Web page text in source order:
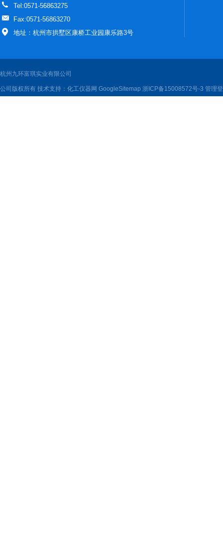
Tel:0571-56863275
Fax:0571-56863270
地址：杭州市拱墅区康桥工业园康乐路3号
杭州九环富琪实业有限公司
公司版权所有 技术支持： 化工仪器网 GoogleSitemap 浙ICP备15008572号-3 管理